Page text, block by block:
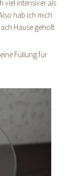
viel intensiver als
hab ich mich
Hause geholt.
Füllung für